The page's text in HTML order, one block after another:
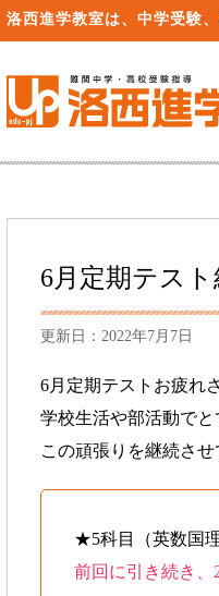
洛西進学教室は、中学受験
6月定期テス
更新日：2022年7月7日
6月定期テストお疲れ
学校生活や部活動でと
この頑張りを継続さ
★5科目（英数国理
前回に引き続き、